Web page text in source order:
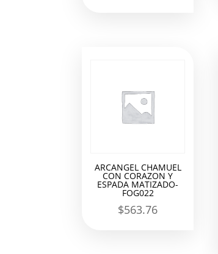
ARCANGEL CHAMUEL
CON CORAZON Y
ESPADA MATIZADO-
FOG022
$563.76